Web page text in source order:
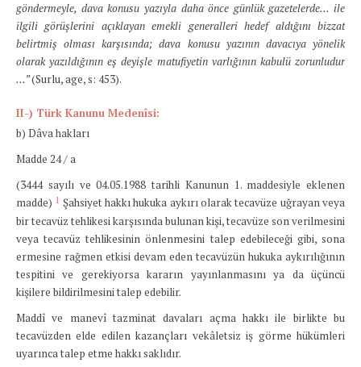
göndermeyle, dava konusu yazıyla daha önce günlük gazetelerde… ile
ilgili görüşlerini açıklayan emekli generalleri hedef aldığını bizzat
belirtmiş olması karşısında; dava konusu yazının davacıya yönelik
olarak yazıldığının eş deyişle matufiyetin varlığının kabulü zorunludur
…”(Surlu, age, s: 453).
II-) Türk Kanunu Medenîsi:
b) Dâva hakları
Madde 24 / a
(3444 sayılı ve 04.05.1988 tarihli Kanunun 1. maddesiyle eklenen
madde) 1 Şahsiyet hakkı hukuka aykırı olarak tecavüze uğrayan veya
bir tecavüz tehlikesi karşısında bulunan kişi, tecavüze son verilmesini
veya tecavüz tehlikesinin önlenmesini talep edebileceği gibi, sona
ermesine rağmen etkisi devam eden tecavüzün hukuka aykırılığının
tespitini ve gerekiyorsa kararın yayınlanmasını ya da üçüncü
kişilere bildirilmesini talep edebilir.
Maddî ve manevî tazminat davaları açma hakkı ile birlikte bu
tecavüzden elde edilen kazançları vekâletsiz iş görme hükümleri
uyarınca talep etme hakkı saklıdır.